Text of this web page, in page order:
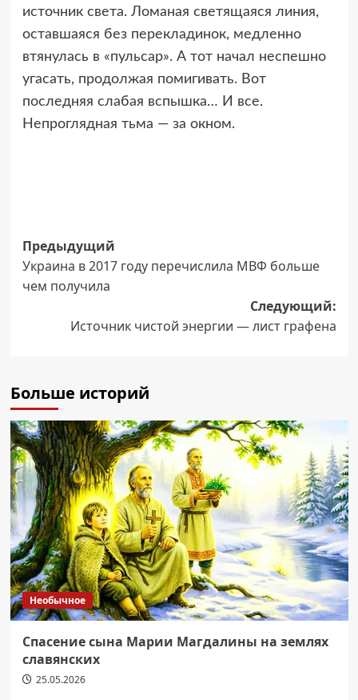
источник света. Ломаная светящаяся линия,
оставшаяся без перекладинок, медленно
втянулась в «пульсар». А тот начал неспешно
угасать, продолжая помигивать. Вот
последняя слабая вспышка… И все.
Непроглядная тьма — за окном.
Навигация
записи
Предыдущий
Украина в 2017 году перечислила МВФ больше
чем получила
Следующий:
Источник чистой энергии — лист графена
Больше историй
Необычное
Спасение сына Марии Магдалины на землях
славянских
25.05.2026